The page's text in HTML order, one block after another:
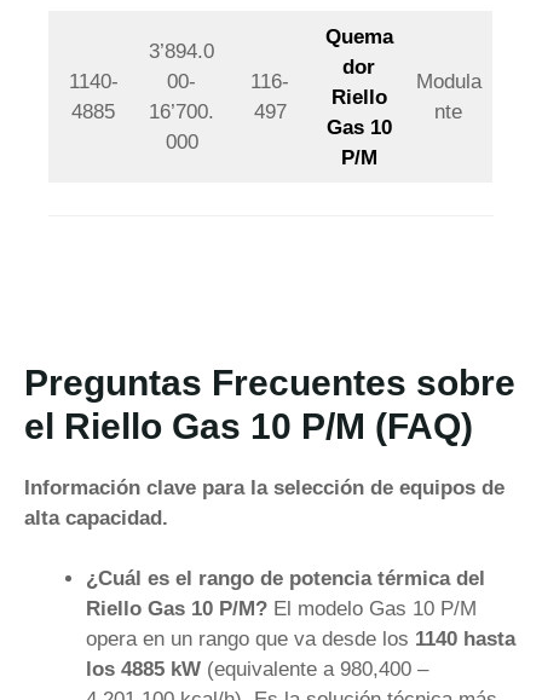
1140-
4885
3’894.0
00-
16’700.
000
116-
497
Quema
dor
Riello
Gas 10
P/M
Modula
nte
Preguntas Frecuentes sobre
el Riello Gas 10 P/M (FAQ)
Información clave para la selección de equipos de
alta capacidad.
¿Cuál es el rango de potencia térmica del
Riello Gas 10 P/M? El modelo Gas 10 P/M
opera en un rango que va desde los 1140 hasta
los 4885 kW (equivalente a 980,400 –